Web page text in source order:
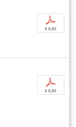
p
€ 9,95
p
€ 9,95